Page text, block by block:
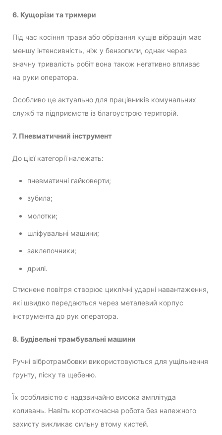
6. Кущорізи та тримери
Під час косіння трави або обрізання кущів вібрація має
меншу інтенсивність, ніж у бензопили, однак через
значну тривалість робіт вона також негативно впливає
на руки оператора.
Особливо це актуально для працівників комунальних
служб та підприємств із благоустрою територій.
7. Пневматичний інструмент
До цієї категорії належать:
пневматичні гайковерти;
зубила;
молотки;
шліфувальні машини;
заклепочники;
дрилі.
Стиснене повітря створює циклічні ударні навантаження,
які швидко передаються через металевий корпус
інструмента до рук оператора.
8. Будівельні трамбувальні машини
Ручні вібротрамбовки використовуються для ущільнення
ґрунту, піску та щебеню.
Їх особливістю є надзвичайно висока амплітуда
коливань. Навіть короткочасна робота без належного
захисту викликає сильну втому кистей.